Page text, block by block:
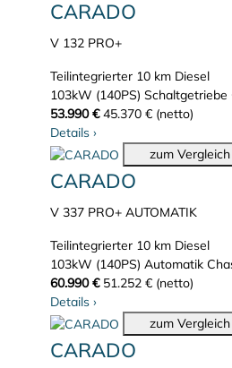
CARADO
V 132 PRO+
Teilintegrierter 10 km Diesel
103kW (140PS) Schaltgetriebe
53.990 € 45.370 € (netto)
Details ›
zum
CARADO
V 337 PRO+ AUTOMATIK
Teilintegrierter 10 km Diesel
103kW (140PS) Automatik
60.990 € 51.252 € (netto)
Details ›
zum
CARADO